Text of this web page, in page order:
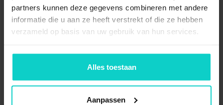
partners kunnen deze gegevens combineren met andere
informatie die u aan ze heeft verstrekt of die ze hebben
verzameld op basis van uw gebruik van hun services.
Alles toestaan
Aanpassen
8xBorgpen Kimer
palletstelling - new
2xStelplaatje Kimer 2mm -
84/715 new